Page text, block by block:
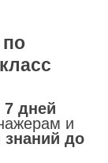
7 дней
и
знаний до